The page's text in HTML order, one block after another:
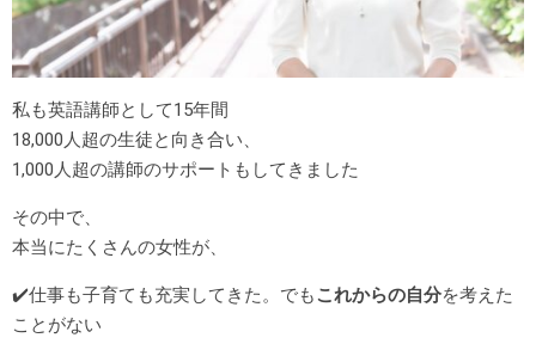
私も英語講師として15年間
18,000人超の生徒と向き合い、
1,000人超の講師のサポートもしてきました
その中で、
本当にたくさんの女性が、
✔️仕事も子育ても充実してきた。でもこれからの自分を考えた
ことがない